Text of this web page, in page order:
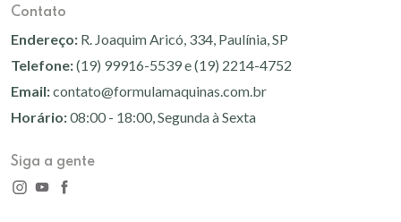
Contato
Endereço: R. Joaquim Aricó, 334, Paulínia, SP
Telefone:(19) 99916-5539 e (19) 2214-4752
Email:contato@formulamaquinas.com.br
Horário:08:00 - 18:00, Segunda à Sexta
Siga a gente